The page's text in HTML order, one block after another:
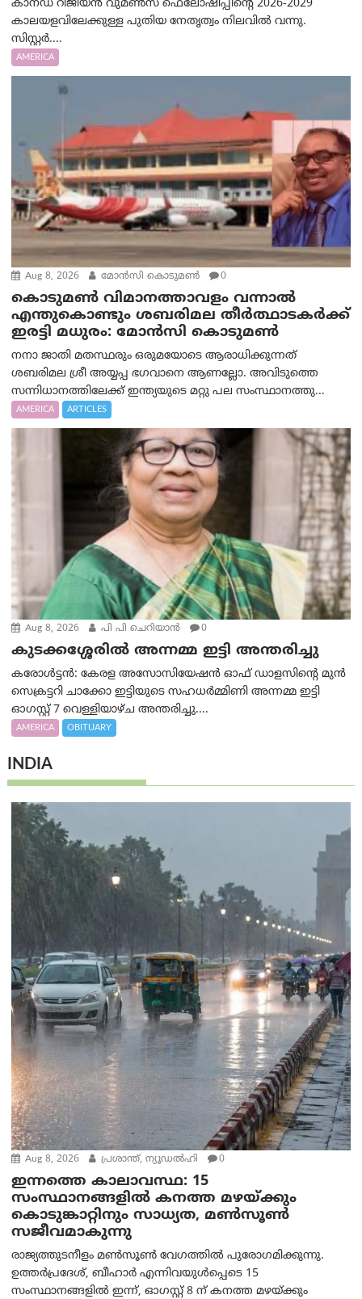
കാനഡ റീജിയൻ വുമൺസ് ഫെലോഷിപ്പിന്റെ 2026-2029
കാലയളവിലേക്കുള്ള പുതിയ നേതൃത്വം നിലവിൽ വന്നു.
സിസ്റ്റർ....
AMERICA
Aug 8, 2026 മോൻസി കൊടുമൺ 0
കൊടുമൺ വിമാനത്താവളം വന്നാൽ
എന്തുകൊണ്ടും ശബരിമല തീർത്ഥാടകർക്ക്
ഇരട്ടി മധുരം: മോൻസി കൊടുമൺ
നനാ ജാതി മതസ്ഥരും ഒരുമയോടെ ആരാധിക്കുന്നത്
ശബരിമല ശ്രീ അയ്യപ്പ ഭഗവാനെ ആണല്ലോ. അവിടുത്തെ
സന്നിധാനത്തിലേക്ക് ഇന്ത്യയുടെ മറ്റു പല സംസ്ഥാനത്തു...
AMERICA ARTICLES
Aug 8, 2026 പി പി ചെറിയാൻ 0
കുടക്കശ്ശേരിൽ അന്നമ്മ ഇട്ടി അന്തരിച്ചു
കരോൾട്ടൻ: കേരള അസോസിയേഷൻ ഓഫ് ഡാളസിന്റെ മുൻ
സെക്രട്ടറി ചാക്കോ ഇട്ടിയുടെ സഹധര്‍മ്മിണി അന്നമ്മ ഇട്ടി
ഓഗസ്റ്റ് 7 വെള്ളിയാഴ്ച അന്തരിച്ചു....
AMERICA OBITUARY
INDIA
Aug 8, 2026 പ്രശാന്ത്, ന്യൂഡല്‍ഹി 0
ഇന്നത്തെ കാലാവസ്ഥ: 15
സംസ്ഥാനങ്ങളിൽ കനത്ത മഴയ്ക്കും
കൊടുങ്കാറ്റിനും സാധ്യത, മൺസൂൺ
സജീവമാകുന്നു
രാജ്യത്തുടനീളം മൺസൂൺ വേഗത്തിൽ പുരോഗമിക്കുന്നു.
ഉത്തർപ്രദേശ്, ബീഹാർ എന്നിവയുൾപ്പെടെ 15
സംസ്ഥാനങ്ങളിൽ ഇന്ന്, ഓഗസ്റ്റ് 8 ന് കനത്ത മഴയ്ക്കും